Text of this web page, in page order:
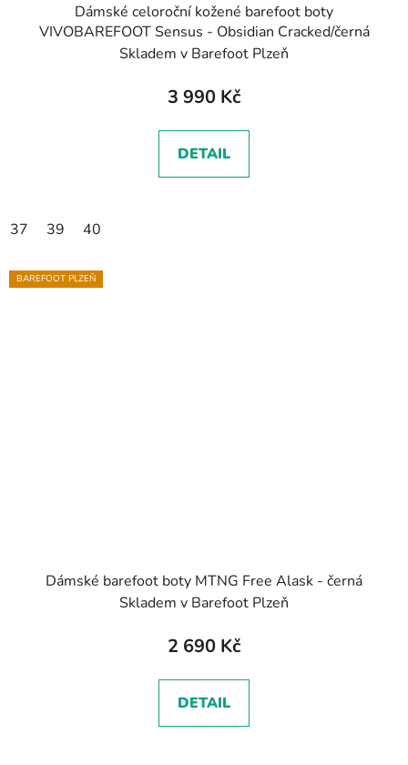
Dámské celoroční kožené barefoot boty
VIVOBAREFOOT Sensus - Obsidian Cracked/černá
Skladem v Barefoot Plzeň
3 990 Kč
DETAIL
37 39 40
BAREFOOT PLZEŇ
Dámské barefoot boty MTNG Free Alask - černá
Skladem v Barefoot Plzeň
2 690 Kč
DETAIL